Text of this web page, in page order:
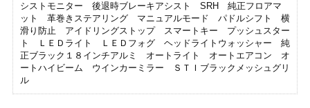
シストモニター 後退時ブレーキアシスト SRH 純正フロアマ
ット 革巻きステアリング マニュアルモード パドルシフト 横
滑り防止 アイドリングストップ スマートキー プッシュスター
ト ＬＥＤライト ＬＥＤフォグ ヘッドライトウォッシャー 純
正ブラック１８インチアルミ オートライト オートエアコン オ
ートハイビーム ウインカーミラー ＳＴＩブラックメッシュグリ
ル